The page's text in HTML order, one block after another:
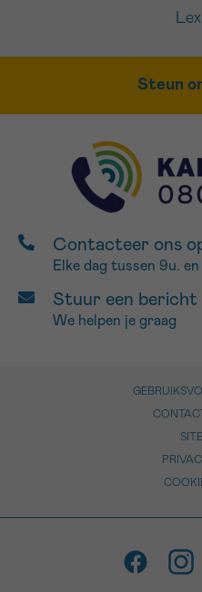
Steun
Contacteer ons
Elke dag tussen 9u. en
Stuur een bericht
We helpen je graag